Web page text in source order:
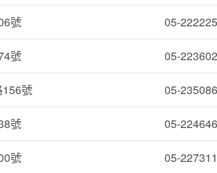
號 05-
號 05-
號 05-
號 05-
號 05-